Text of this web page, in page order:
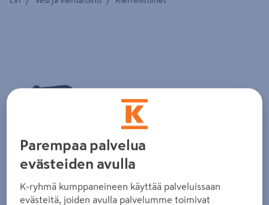
Yksityiskohtainen kuvaus löytyy Tuotteen kuvaus -
Parempaa palvelua
evästeiden avulla
K-ryhmä kumppaneineen käyttää palveluissaan
evästeitä, joiden avulla palvelumme toimivat